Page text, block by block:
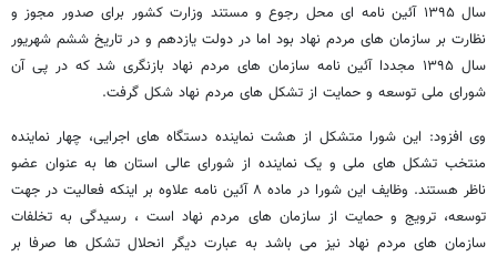
سال ۱۳۹۵ آئین نامه ای محل رجوع و مستند وزارت کشور برای صدور مجوز و
نظارت بر سازمان های مردم نهاد بود اما در دولت یازدهم و در تاریخ ششم شهریور
سال ۱۳۹۵ مجددا آئین نامه سازمان های مردم نهاد بازنگری شد که در پی آن
شورای ملی توسعه و حمایت از تشکل های مردم نهاد شکل گرفت.
وی افزود: این شورا متشکل از هشت نماینده دستگاه های اجرایی، چهار نماینده
منتخب تشکل های ملی و یک نماینده از شورای عالی استان ها به عنوان عضو
ناظر هستند. وظایف این شورا در ماده ۸ آئین نامه علاوه بر اینکه فعالیت در جهت
توسعه، ترویج و حمایت از سازمان های مردم نهاد است ، رسیدگی به تخلفات
سازمان های مردم نهاد نیز می باشد به عبارت دیگر انحلال تشکل ها صرفا بر